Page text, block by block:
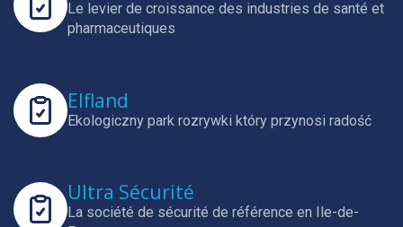
Le levier de croissance des industries de santé et
pharmaceutiques
Elfland
Ekologiczny park rozrywki który przynosi radość
Ultra Sécurité
La société de sécurité de référence en Ile-de-